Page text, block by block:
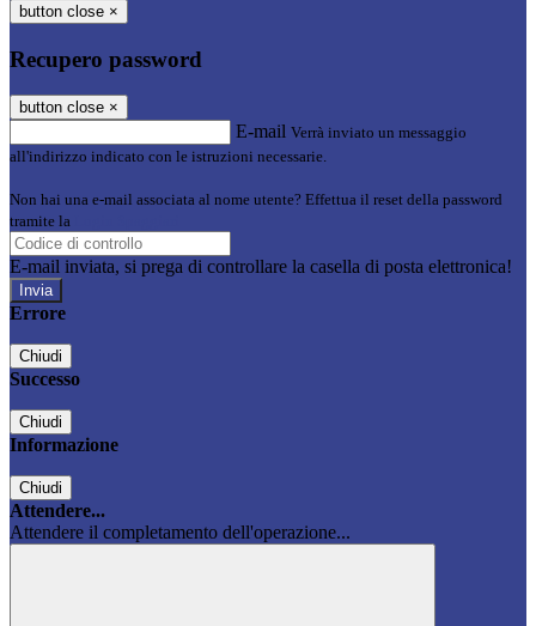
button close ×
Recupero password
button close ×
E-mail Verrà inviato un messaggio
all'indirizzo indicato con le istruzioni necessarie.
Non hai una e-mail associata al nome utente? Effettua il reset della password
tramite la
E-mail inviata, si prega di controllare la casella di posta elettronica!
Errore
Chiudi
Successo
Chiudi
Informazione
Chiudi
Attendere...
Attendere il completamento dell'operazione...